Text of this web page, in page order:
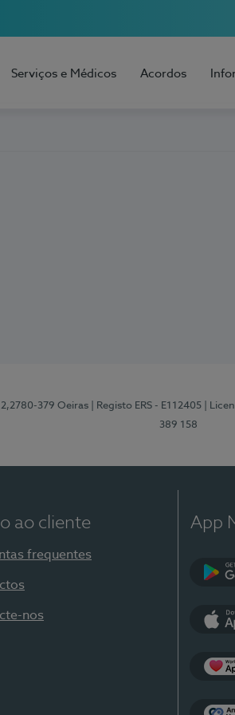
Serviços e Médicos Acordos
379 Oeiras | Registo ERS - E112405 |
389 158
ao cliente
frequentes
nos
App